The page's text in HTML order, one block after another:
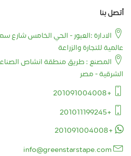
أتصل بنا
الادارة :العبور - الحي الخامس
عالمية للتجارة والزراعة
المصنع : طريق منطقة انشاص
الشرقية - مصر
+201091004008
+201011199245
+201091004008
info@greenstarstape.com